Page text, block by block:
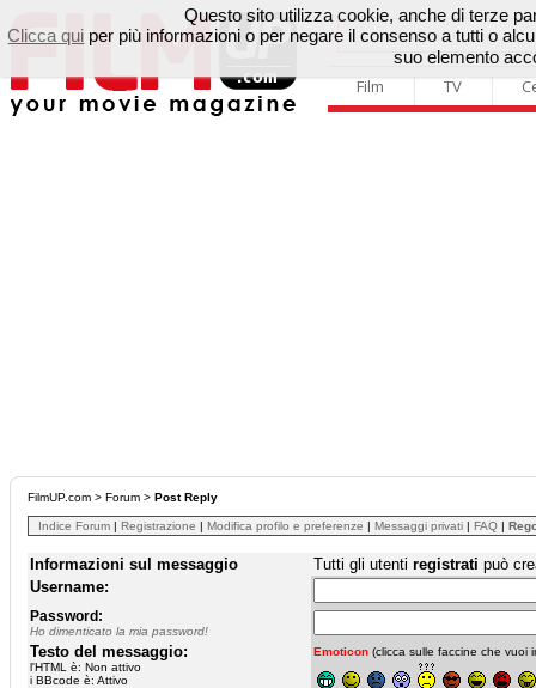
Film TV
FilmUP.com > Forum > Post Reply
Indice Forum | Registrazione | Modifica profilo e preferenze | Messaggi privati | FAQ |
Informazioni sul messaggio Tutti gli utenti registrati può
Username:
Password:
Ho dimenticato la mia password!
Testo del messaggio:
l'HTML è: Non attivo
i BBcode è: Attivo
Emoticon (clicca sulle faccine che vuoi
Questo sito utilizza cookie, anche di terze
Clicca qui per più informazioni o per negare il consenso a tutti o
suo elemento